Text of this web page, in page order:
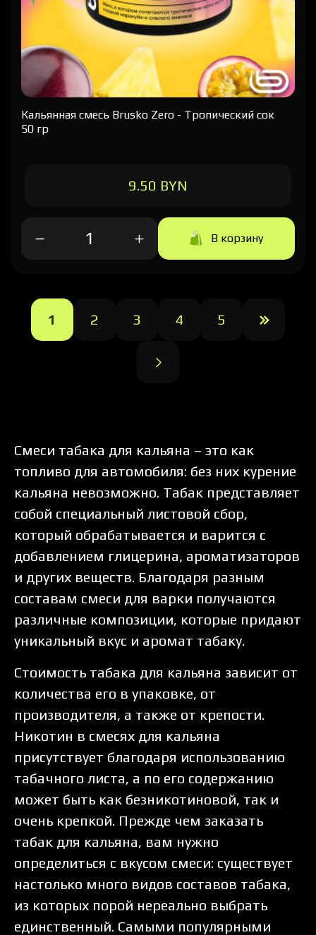
Смеси табака для кальяна – это как
топливо для автомобиля: без них курение
кальяна невозможно. Табак представляет
собой специальный листовой сбор,
который обрабатывается и варится с
добавлением глицерина, ароматизаторов
и других веществ. Благодаря разным
составам смеси для варки получаются
различные композиции, которые придают
уникальный вкус и аромат табаку.
Стоимость табака для кальяна зависит от
количества его в упаковке, от
производителя, а также от крепости.
Никотин в смесях для кальяна
присутствует благодаря использованию
табачного листа, а по его содержанию
может быть как безникотиновой, так и
очень крепкой. Прежде чем заказать
табак для кальяна, вам нужно
определиться с вкусом смеси: существует
настолько много видов составов табака,
из которых порой нереально выбрать
единственный. Самыми популярными
Кальянная cмесь Brusko Zero - Тропический сок
50 гр
9.50 BYN
В корзину
1 2 3 4 5